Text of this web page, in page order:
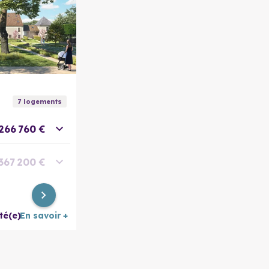
7 logements
760 €
200 €
399 600 €
En savoir +